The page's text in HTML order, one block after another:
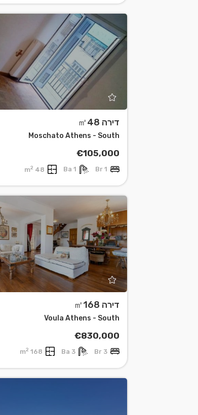
דירה ㎡48
Moschato Athens - South
€105,000
1 Br
1 Ba
48 m
2
דירה ㎡168
Voula Athens - South
€830,000
3 Br
3 Ba
168 m
2